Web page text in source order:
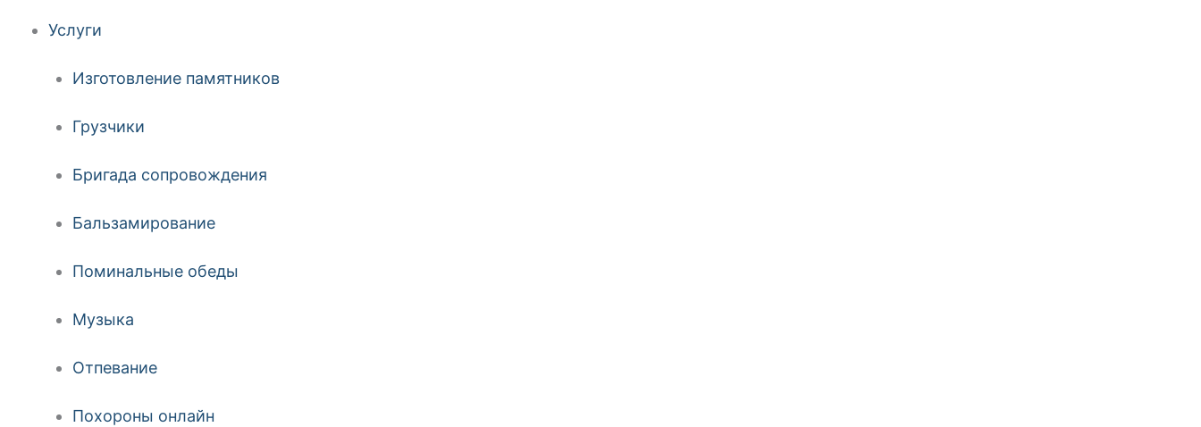
Услуги
Изготовление памятников
Грузчики
Бригада сопровождения
Бальзамирование
Поминальные обеды
Музыка
Отпевание
Похороны онлайн